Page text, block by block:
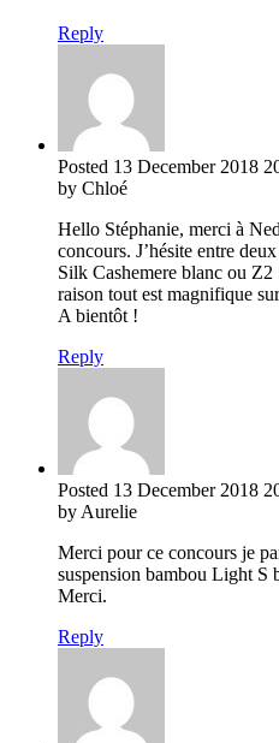
Reply
Posted 13 December 2018
by Chloé
Hello Stéphanie, merci à
concours. J’hésite entre
Silk Cashemere blanc ou
raison tout est magnifique
A bientôt !
Reply
Posted 13 December 2018
by Aurelie
Merci pour ce concours je
suspension bambou Light S
Merci.
Reply